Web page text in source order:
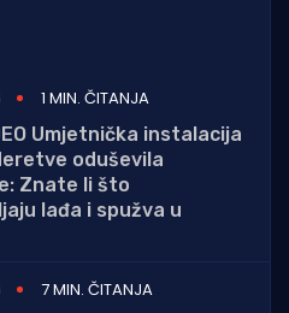
1 MIN. ČITANJA
Umjetnička instalacija
oduševila
Znate li što
lađa i spužva u
7 MIN. ČITANJA